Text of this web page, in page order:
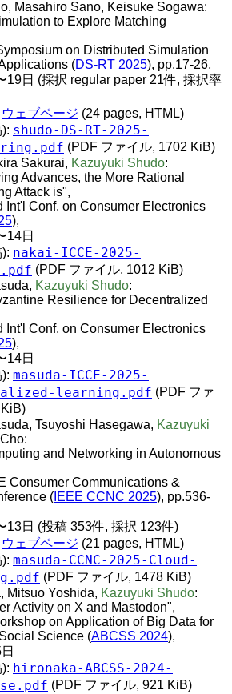
Masahiro Sano, Keisuke Sogawa:
to Explore Matching
on Distributed Simulation
(DS-RT 2025), pp.17-26,
19日 (採択 regular paper 21件, 採択率
ウェブページ (24 pages, HTML)
shudo-DS-RT-2025-
(PDF ファイル, 1702 KiB)
Sakurai, Kazuyuki Shudo:
Advances, the More Rational
Attack is",
Int'l Conf. on Consumer Electronics
),
14日
nakai-ICCE-2025-
(PDF ファイル, 1012 KiB)
Kazuyuki Shudo:
Resilience for Decentralized
Int'l Conf. on Consumer Electronics
),
14日
masuda-ICCE-2025-
learning.pdf (PDF ファ
Tsuyoshi Hasegawa, Kazuyuki
and Networking in Autonomous
Consumer Communications &
( IEEE CCNC 2025), pp.536-
13日 (投稿 353件, 採択 123件)
ウェブページ (21 pages, HTML)
masuda-CCNC-2025-Cloud-
(PDF ファイル, 1478 KiB)
Mitsuo Yoshida, Kazuyuki Shudo:
Activity on X and Mastodon",
on Application of Big Data for
Science (ABCSS 2024),
hironaka-ABCSS-2024-
(PDF ファイル, 921 KiB)